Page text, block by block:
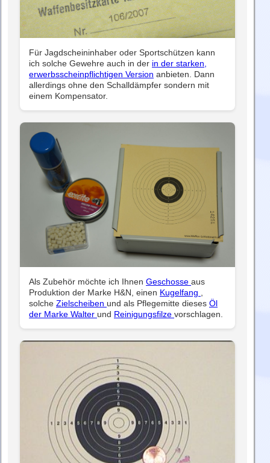
Für Jagdscheininhaber oder Sportschützen kann
ich solche Gewehre auch in der in der starken,
erwerbsscheinpflichtigen Version anbieten. Dann
allerdings ohne den Schalldämpfer sondern mit
einem Kompensator.
Als Zubehör möchte ich Ihnen Geschosse aus
Produktion der Marke H&N, einen Kugelfang
solche Zielscheiben und als Pflegemitte dieses Öl
der Marke Walter und Reinigungsfilze vorschlagen.